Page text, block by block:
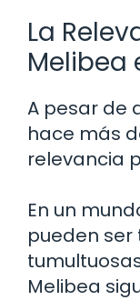
La
Melibea
A pesar de
hace más
relevancia
En un
pueden
Melibea